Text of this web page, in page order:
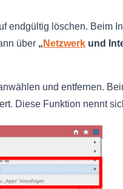
endgültig löschen. Beim
über „ Netzwerk und
und entfernen.
Diese Funktion nennt